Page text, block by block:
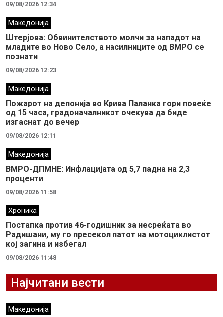
09/08/2026 12:34
Македонија
Штерјова: Обвинителството молчи за нападот на
младите во Ново Село, а насилниците од ВМРО се
познати
09/08/2026 12:23
Македонија
Пожарот на депонија во Крива Паланка гори повеќе
од 15 часа, градоначалникот очекува да биде
изгаснат до вечер
09/08/2026 12:11
Македонија
ВМРО-ДПМНЕ: Инфлацијата од 5,7 падна на 2,3
проценти
09/08/2026 11:58
Хроника
Постапка против 46-годишник за несреќата во
Радишани, му го пресекол патот на мотоциклистот
кој загина и избегал
09/08/2026 11:48
Најчитани вести
Македонија